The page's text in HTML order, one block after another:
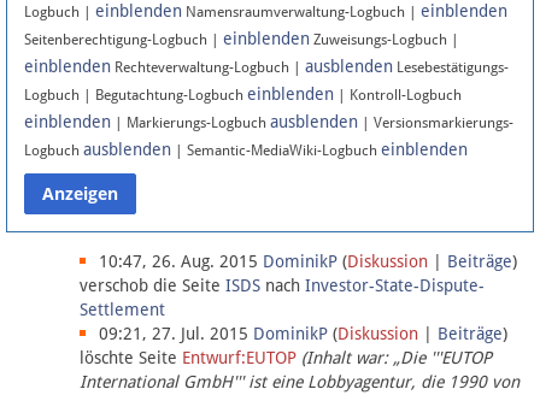
Instagram
Anmelden
Datenschutz
Über Lobbypedia
Impressum
Logbuch | einblenden Namensraumverwaltung-Logbuch | einblenden
Seitenberechtigung-Logbuch | einblenden Zuweisungs-Logbuch |
einblenden Rechteverwaltung-Logbuch | ausblenden Lesebestätigungs-
Logbuch | Begutachtung-Logbuch einblenden | Kontroll-Logbuch
einblenden | Markierungs-Logbuch ausblenden | Versionsmarkierungs-
Logbuch ausblenden | Semantic-MediaWiki-Logbuch einblenden
10:47, 26. Aug. 2015 DominikP (Diskussion Beiträge)
verschob die Seite ISDS nach Investor-State-Dispute-
Settlement
09:21, 27. Jul. 2015 DominikP (Diskussion Beiträge)
löschte Seite Entwurf:EUTOP (Inhalt war: „Die '''EUTOP
International GmbH''' ist eine Lobbyagentur, die 1990 von